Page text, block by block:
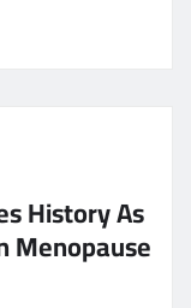
History As
Menopause